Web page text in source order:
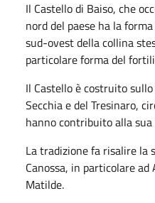
Il Castello di Baiso, che
nord del paese ha la
sud-ovest della collina
particolare forma del
Il Castello è costruito
Secchia e del Tresinaro,
hanno contribuito alla
La tradizione fa risalire la
Canossa, in particolare
Matilde.